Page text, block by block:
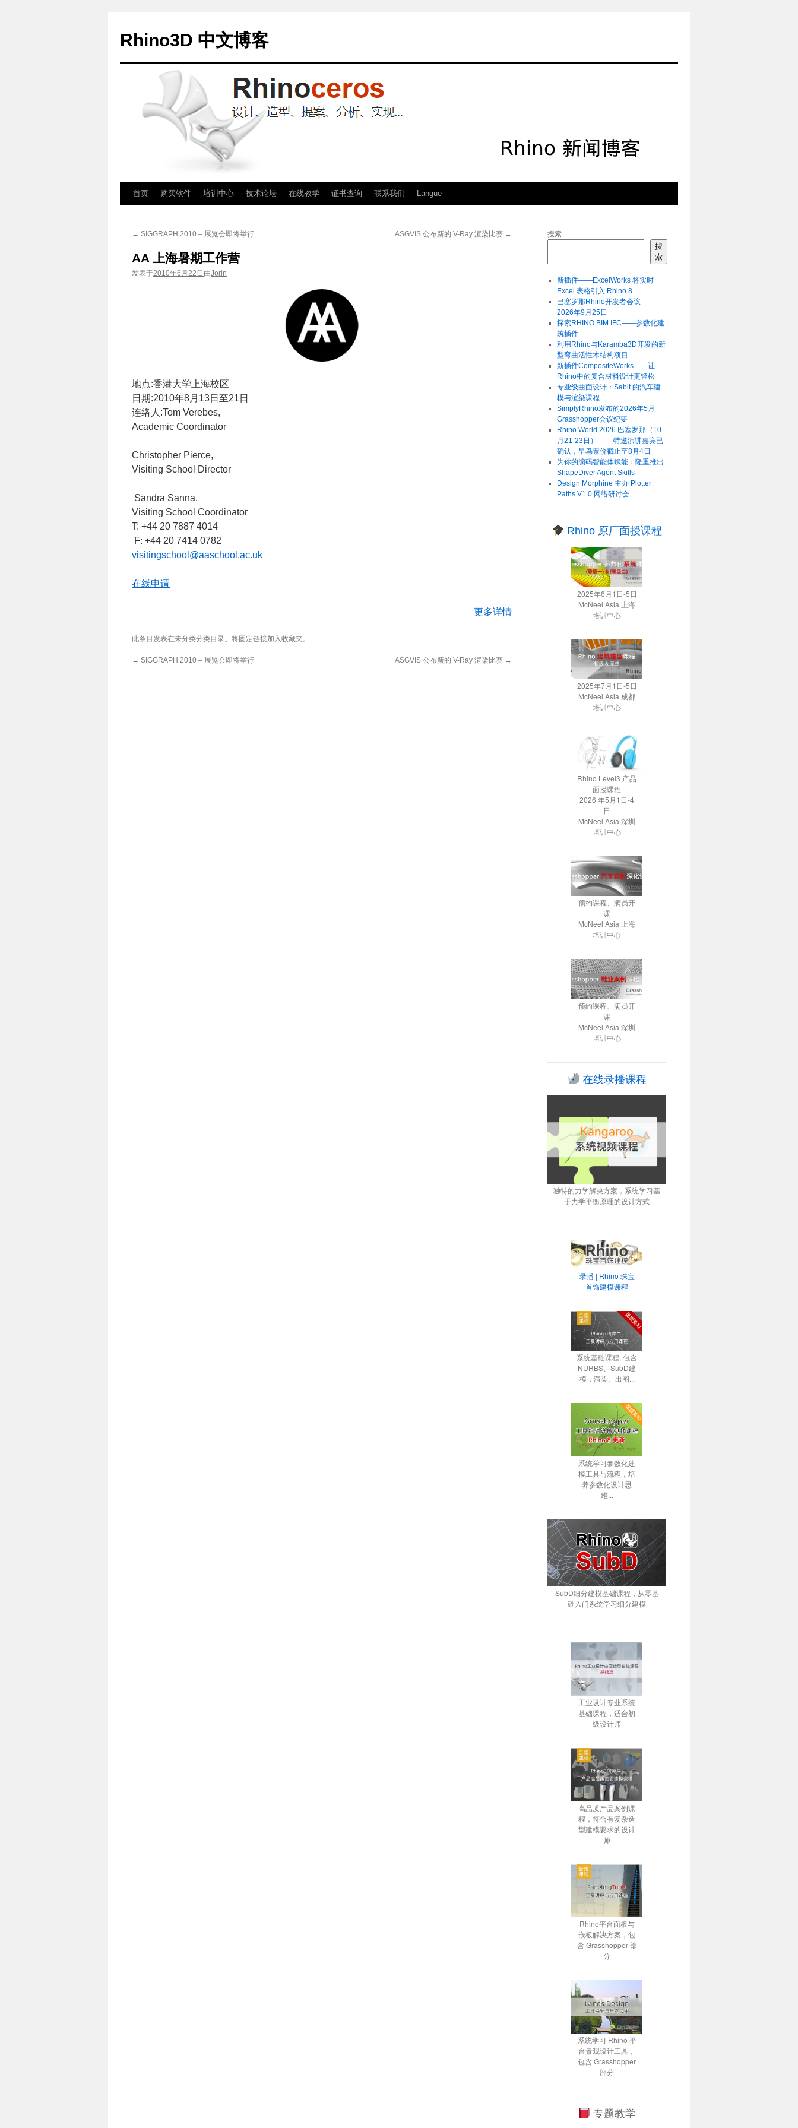
Rhino3D 中文博客
文
首页 购买软件 培训中心 技术论坛 在线教学 证书查询 联系我们 Langue
← SIGGRAPH 2010 – 展览会即将举行 ASGVIS 公布新的 V-Ray 渲染比赛 →
AA 上海暑期工作营
发表于2010年6月22日 由Jorin
地点:香港大学上海校区
日期:2010年8月13日至21日
连络人:Tom Verebes,
Academic Coordinator
Christopher Pierce,
Visiting School Director
Sandra Sanna,
Visiting School Coordinator
T: +44 20 7887 4014
F: +44 20 7414 0782
visitingschool@aaschool.ac.uk
在线申请
更多详情
此条目发表在未分类分类目录。将固定链接加入收藏夹。
← SIGGRAPH 2010 – 展览会即将举行 ASGVIS 公布新的 V-Ray 渲染比赛 →
搜索
搜
索
新插件——ExcelWorks 将实时
Excel 表格引入 Rhino 8
巴塞罗那Rhino开发者会议 ——
2026年9月25日
探索RHINO BIM IFC——参数化建
筑插件
利用Rhino与Karamba3D开发的新
型弯曲活性木结构项目
新插件CompositeWorks——让
Rhino中的复合材料设计更轻松
专业级曲面设计：Sabit 的汽车建
模与渲染课程
SimplyRhino发布的2026年5月
Grasshopper会议纪要
Rhino World 2026 巴塞罗那（10
月21-23日）—— 特邀演讲嘉宾已
确认，早鸟票价截止至8月4日
为你的编码智能体赋能：隆重推出
ShapeDiver Agent Skills
Design Morphine 主办 Plotter
Paths V1.0 网络研讨会
Rhino 原厂面授课程
2025年6月1日-5日
McNeel Asia 上海
培训中心
2025年7月1日-5日
McNeel Asia 成都
培训中心
Rhino Level3 产品
面授课程
2026 年5月1日-4
日
McNeel Asia 深圳
培训中心
预约课程、满员开
课
McNeel Asia 上海
培训中心
预约课程、满员开
课
McNeel Asia 深圳
培训中心
在线录播课程
独特的力学解决方案，系统学习基
于力学平衡原理的设计方式
录播 | Rhino 珠宝
首饰建模课程
系统基础课程, 包含
NURBS、SubD建
模，渲染、出图...
系统学习参数化建
模工具与流程，培
养参数化设计思
维...
SubD细分建模基础课程，从零基
础入门系统学习细分建模
工业设计专业系统
基础课程，适合初
级设计师
高品质产品案例课
程，符合有复杂造
型建模要求的设计
师
Rhino平台面板与
嵌板解决方案，包
含 Grasshopper 部
分
系统学习 Rhino 平
台景观设计工具，
包含 Grasshopper
部分
专题教学